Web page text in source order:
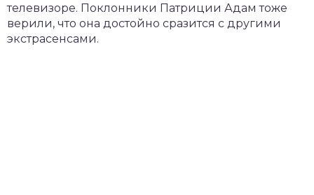
телевизоре. Поклонники Патриции Адам тоже
верили, что она достойно сразится с другими
экстрасенсами.